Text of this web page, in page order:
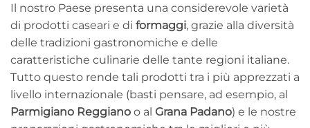
Il nostro Paese presenta una considerevole varietà
di prodotti caseari e di formaggi, grazie alla diversità
delle tradizioni gastronomiche e delle
caratteristiche culinarie delle tante regioni italiane.
Tutto questo rende tali prodotti tra i più apprezzati a
livello internazionale (basti pensare, ad esempio, al
Parmigiano Reggiano o al Grana Padano) e le nostre